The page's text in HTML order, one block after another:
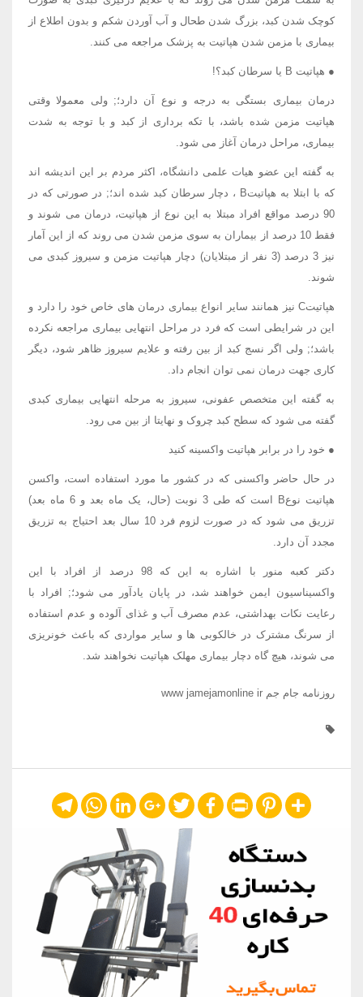
کوچک شدن کبد، بزرگ شدن طحال و آب آوردن شکم و بدون اطلاع از
بیماری با مزمن شدن هپاتیت به پزشک مراجعه می کنند.
● هپاتیت B یا سرطان کبد؟!
درمان بیماری بستگی به درجه و نوع آن دارد؛; ولی معمولا وقتی
هپاتیت مزمن شده باشد، با تکه برداری از کبد و با توجه به شدت
بیماری، مراحل درمان آغاز می شود.
به گفته این عضو هیات علمی دانشگاه، اکثر مردم بر این اندیشه اند
که با ابتلا به هپاتیتB ، دچار سرطان کبد شده اند؛; در صورتی که در
90 درصد مواقع افراد مبتلا به این نوع از هپاتیت، درمان می شوند و
فقط 10 درصد از بیماران به سوی مزمن شدن می روند که از این آمار
نیز 3 درصد (3 نفر از مبتلایان) دچار هپاتیت مزمن و سیروز کبدی می
شوند.
هپاتیتC نیز همانند سایر انواع بیماری درمان های خاص خود را دارد و
این در شرایطی است که فرد در مراحل انتهایی بیماری مراجعه نکرده
باشد؛; ولی اگر نسج کبد از بین رفته و علایم سیروز ظاهر شود، دیگر
کاری جهت درمان نمی توان انجام داد.
به گفته این متخصص عفونی، سیروز به مرحله انتهایی بیماری کبدی
گفته می شود که سطح کبد چروک و نهایتا از بین می رود.
● خود را در برابر هپاتیت واکسینه کنید
در حال حاضر واکسنی که در کشور ما مورد استفاده است، واکسن
هپاتیت نوعB است که طی 3 نوبت (حال، یک ماه بعد و 6 ماه بعد)
تزریق می شود که در صورت لزوم فرد 10 سال بعد احتیاج به تزریق
مجدد آن دارد.
دکتر کعبه منور با اشاره به این که 98 درصد از افراد با این
واکسیناسیون ایمن خواهند شد، در پایان یادآور می شود؛; افراد با
رعایت نکات بهداشتی، عدم مصرف آب و غذای آلوده و عدم استفاده
از سرنگ مشترک در خالکوبی ها و سایر مواردی که باعث خونریزی
می شوند، هیچ گاه دچار بیماری مهلک هپاتیت نخواهند شد.
روزنامه جام جم www jamejamonline ir
Share
Pinterest
Print
Facebook
Twitter
Google+
LinkedIn
WhatsApp
Telegram